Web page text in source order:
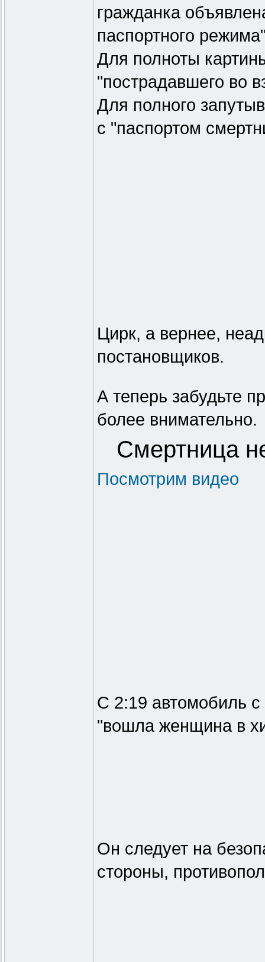
гражданка
паспортного
Для полноты
"пострадавшего во
Для полного
с "паспортом
Цирк, а вернее,
постановщиков.
А теперь забудьте
более внимательно.
Смертница
Посмотрим видео
С 2:19 автомобиль
"вошла женщина в
Он следует на
стороны,